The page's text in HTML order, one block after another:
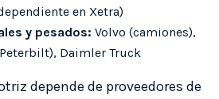
en Xetra)
y pesados: Volvo (camiones),
Peterbilt), Daimler Truck
depende de proveedores de